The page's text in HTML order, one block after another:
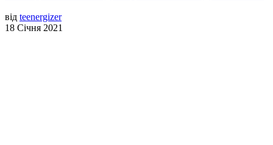
від teenergizer
18 Січня 2021